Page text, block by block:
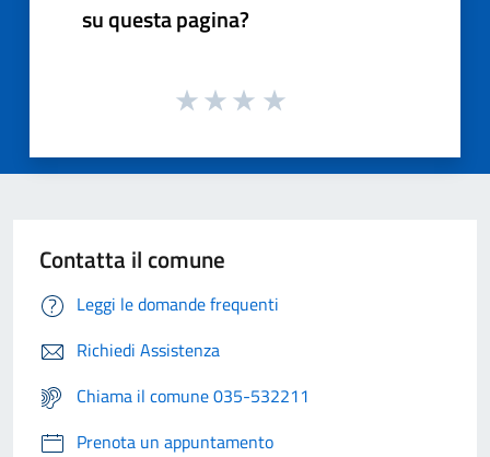
su questa pagina?
Contatta il comune
Leggi le domande frequenti
Richiedi Assistenza
Chiama il comune 035-532211
Prenota un appuntamento